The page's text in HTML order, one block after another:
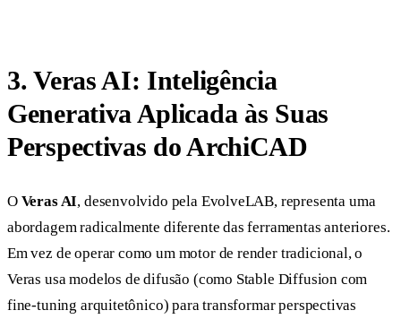
3. Veras AI: Inteligência
Generativa Aplicada às Suas
Perspectivas do ArchiCAD
O Veras AI, desenvolvido pela EvolveLAB, representa uma
abordagem radicalmente diferente das ferramentas anteriores.
Em vez de operar como um motor de render tradicional, o
Veras usa modelos de difusão (como Stable Diffusion com
fine-tuning arquitetônico) para transformar perspectivas